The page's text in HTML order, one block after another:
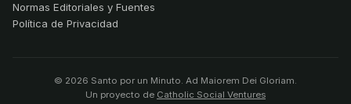
Normas Editoriales y Fuentes
Política de Privacidad
© 2026 Santo por un Minuto. Ad Maiorem Dei Gloriam.
Un proyecto de Catholic Social Ventures